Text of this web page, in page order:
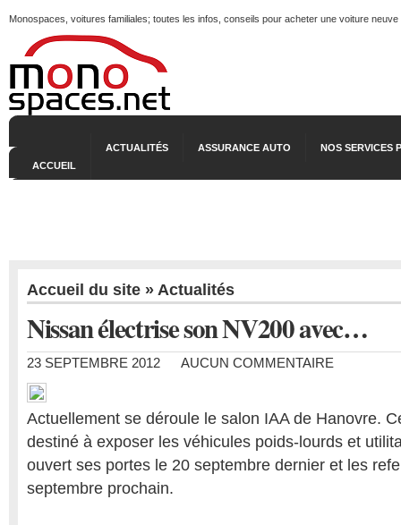
Monospaces, voitures familiales; toutes les infos, conseils pour acheter une voiture
ACCUEIL
ACTUALITÉS ASSURANCE AUTO NOS SERVICES
Accueil du site » Actualités
Nissan électrise son NV200 avec…
23 SEPTEMBRE 2012 AUCUN COMMENTAIRE
Actuellement se déroule le salon IAA de Hanovre.
destiné à exposer les véhicules poids-lourds et
ouvert ses portes le 20 septembre dernier et les
septembre prochain.